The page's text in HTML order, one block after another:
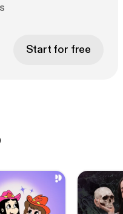
Start for free